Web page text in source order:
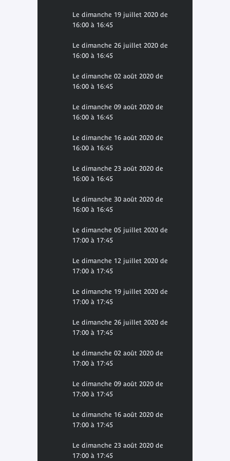
Le dimanche 19 juillet 2020 de
16:00 à 16:45
Le dimanche 26 juillet 2020 de
16:00 à 16:45
Le dimanche 02 août 2020 de
16:00 à 16:45
Le dimanche 09 août 2020 de
16:00 à 16:45
Le dimanche 16 août 2020 de
16:00 à 16:45
Le dimanche 23 août 2020 de
16:00 à 16:45
Le dimanche 30 août 2020 de
16:00 à 16:45
Le dimanche 05 juillet 2020 de
17:00 à 17:45
Le dimanche 12 juillet 2020 de
17:00 à 17:45
Le dimanche 19 juillet 2020 de
17:00 à 17:45
Le dimanche 26 juillet 2020 de
17:00 à 17:45
Le dimanche 02 août 2020 de
17:00 à 17:45
Le dimanche 09 août 2020 de
17:00 à 17:45
Le dimanche 16 août 2020 de
17:00 à 17:45
Le dimanche 23 août 2020 de
17:00 à 17:45